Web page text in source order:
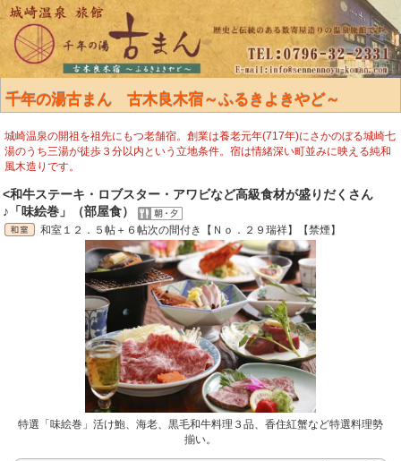
千年の湯古まん 古木良木宿～ふるきよきやど～
城崎温泉の開祖を祖先にもつ老舗宿。創業は養老元年(717年)にさかのぼる城崎七
湯のうち三湯が徒歩３分以内という立地条件。宿は情緒深い町並みに映える純和
風木造りです。
<和牛ステーキ・ロブスター・アワビなど高級食材が盛りだくさん
♪「味絵巻」（部屋食）
和室１２．５帖＋６帖次の間付き【Ｎｏ．２９瑞祥】【禁煙】
特選「味絵巻」活け鮑、海老、黒毛和牛料理３品、香住紅蟹など特選料理勢
揃い。